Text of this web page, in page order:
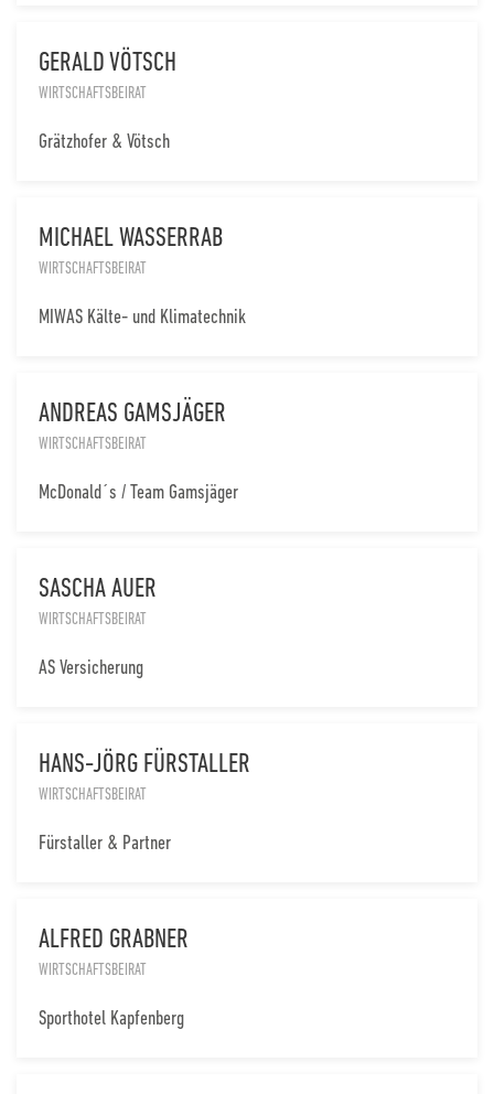
GERALD VÖTSCH
WIRTSCHAFTSBEIRAT
Grätzhofer & Vötsch
MICHAEL WASSERRAB
WIRTSCHAFTSBEIRAT
MIWAS Kälte- und Klimatechnik
ANDREAS GAMSJÄGER
WIRTSCHAFTSBEIRAT
McDonald´s / Team Gamsjäger
SASCHA AUER
WIRTSCHAFTSBEIRAT
AS Versicherung
HANS-JÖRG FÜRSTALLER
WIRTSCHAFTSBEIRAT
Fürstaller & Partner
ALFRED GRABNER
WIRTSCHAFTSBEIRAT
Sporthotel Kapfenberg